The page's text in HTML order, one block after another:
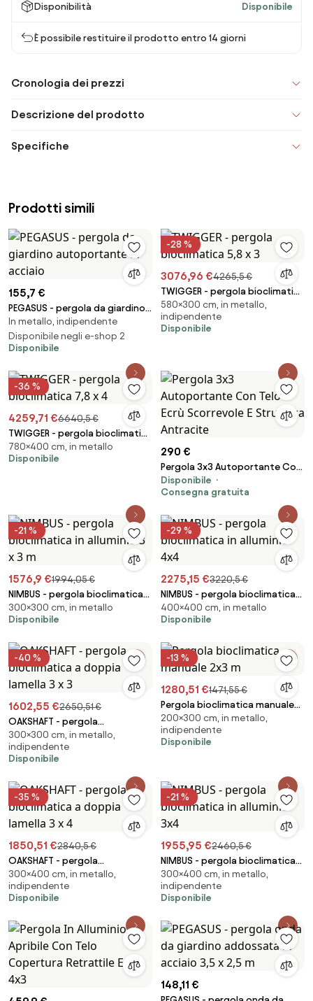
Disponibilità Disponibile
È possibile restituire il prodotto entro 14 giorni
Cronologia dei prezzi
Descrizione del prodotto
Specifiche
Prodotti simili
155,7 €
PEGASUS - pergola da giardino
autoportante in acciaio
In metallo, indipendente
Disponibile negli e-shop 2
Disponibile
-28 %
3076,96 €4265,5 €
TWIGGER - pergola bioclimatica
5,8 x 3
580×300 cm, in metallo,
indipendente
Disponibile
-36 %
4259,71 €6640,5 €
TWIGGER - pergola bioclimatica
7,8 x 4
780×400 cm, in metallo
Disponibile
290 €
Pergola 3x3 Autoportante Con
Telo Ecrù Scorrevole E Struttura
Antracite
Disponibile
Consegna gratuita
-21 %
1576,9 €1994,05 €
NIMBUS - pergola bioclimatica
in alluminio 3 x 3 m
300×300 cm, in metallo
Disponibile
-29 %
2275,15 €3220,5 €
NIMBUS - pergola bioclimatica
in alluminio 4x4
400×400 cm, in metallo
Disponibile
-40 %
1602,55 €2650,51 €
OAKSHAFT - pergola
bioclimatica a doppia lamella 3
x 3
300×300 cm, in metallo,
indipendente
Disponibile
-13 %
1280,51 €1471,55 €
Pergola bioclimatica manuale
2x3 m
200×300 cm, in metallo,
indipendente
Disponibile
-35 %
1850,51 €2840,5 €
OAKSHAFT - pergola
bioclimatica a doppia lamella 3
x 4
300×400 cm, in metallo,
indipendente
Disponibile
-21 %
1955,95 €2460,5 €
NIMBUS - pergola bioclimatica
in alluminio 3x4
300×400 cm, in metallo,
indipendente
Disponibile
148,11 €